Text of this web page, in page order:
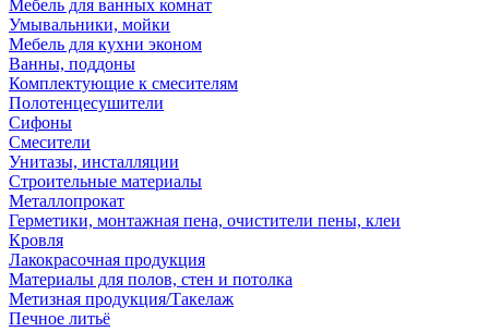
Мебель для ванных комнат
Умывальники, мойки
Мебель для кухни эконом
Ванны, поддоны
Комплектующие к смесителям
Полотенцесушители
Сифоны
Смесители
Унитазы, инсталляции
Строительные материалы
Металлопрокат
Герметики, монтажная пена, очистители пены, клеи
Кровля
Лакокрасочная продукция
Материалы для полов, стен и потолка
Метизная продукция/Такелаж
Печное литьё